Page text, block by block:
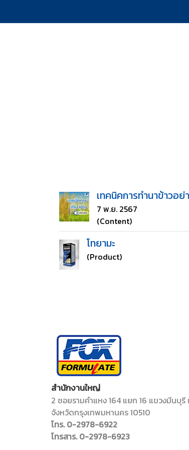
เทคนิคการทำนาข้าวอ
7 พ.ย. 2567
(Content)
โทยามะ
(Product)
สำนักงานใหญ่
2 ซอยรามคำแหง 164 แยก 16 แขวงมีนบุ
จังหวัดกรุงเทพมหานคร 10510
โทร. 0-2978-6922
โทรสาร. 0-2978-6923